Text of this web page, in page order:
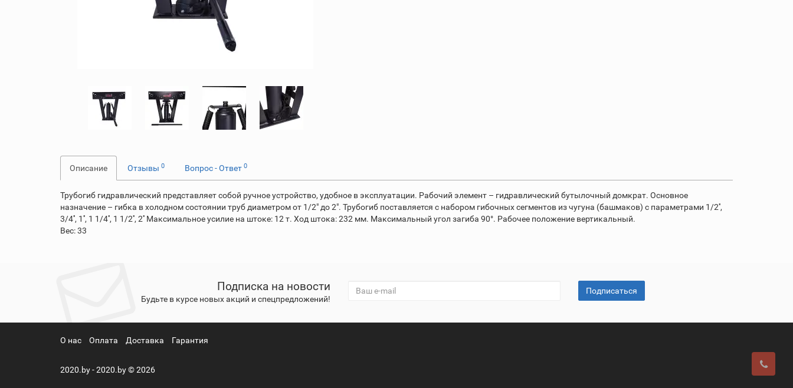
Описание Отзывы 0 Вопрос - Ответ 0
Трубогиб гидравлический представляет собой ручное устройство, удобное в эксплуатации. Рабочий элемент – гидравлический бутылочный домкрат. Основное
назначение – гибка в холодном состоянии труб диаметром от 1/2" до 2". Трубогиб поставляется с набором гибочных сегментов из чугуна (башмаков) с параметрами 1/2'',
3/4'', 1'', 1 1/4'', 1 1/2'', 2'' Максимальное усилие на штоке: 12 т. Ход штока: 232 мм. Максимальный угол загиба 90°. Рабочее положение вертикальный.
Вес: 33
Подписка на новости
Будьте в курсе новых акций и спецпредложений!
Подписаться
О нас Оплата Доставка Гарантия
2020.by - 2020.by © 2026